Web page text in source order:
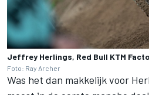
Jeffrey Herlings, Red Bull KTM
Foto: Ray Archer
Was het dan makkelijk voor